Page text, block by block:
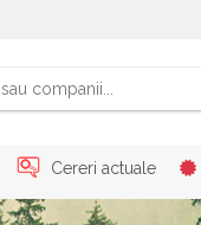
Cereri actuale